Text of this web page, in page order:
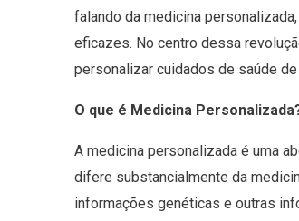
falando da medicina
eficazes. No centro dessa
personalizar cuidados de saúde
O que é Medicina
A medicina personalizada é uma
difere substancialmente da
informações genéticas e outras